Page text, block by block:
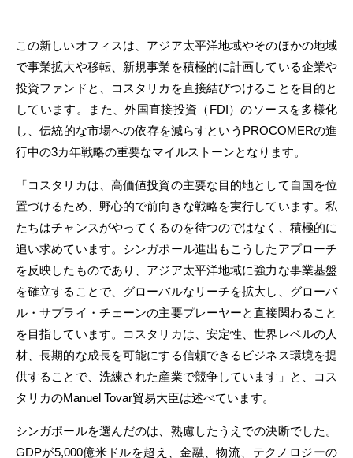
この新しいオフィスは、アジア太平洋地域やそのほかの地域
で事業拡大や移転、新規事業を積極的に計画している企業や
投資ファンドと、コスタリカを直接結びつけることを目的と
しています。また、外国直接投資（FDI）のソースを多様化
し、伝統的な市場への依存を減らすというPROCOMERの進
行中の3カ年戦略の重要なマイルストーンとなります。
「コスタリカは、高価値投資の主要な目的地として自国を位
置づけるため、野心的で前向きな戦略を実行しています。私
たちはチャンスがやってくるのを待つのではなく、積極的に
追い求めています。シンガポール進出もこうしたアプローチ
を反映したものであり、アジア太平洋地域に強力な事業基盤
を確立することで、グローバルなリーチを拡大し、グローバ
ル・サプライ・チェーンの主要プレーヤーと直接関わること
を目指しています。コスタリカは、安定性、世界レベルの人
材、長期的な成長を可能にする信頼できるビジネス環境を提
供することで、洗練された産業で競争しています」と、コス
タリカのManuel Tovar貿易大臣は述べています。
シンガポールを選んだのは、熟慮したうえでの決断でした。
GDPが5,000億米ドルを超え、金融、物流、テクノロジーの